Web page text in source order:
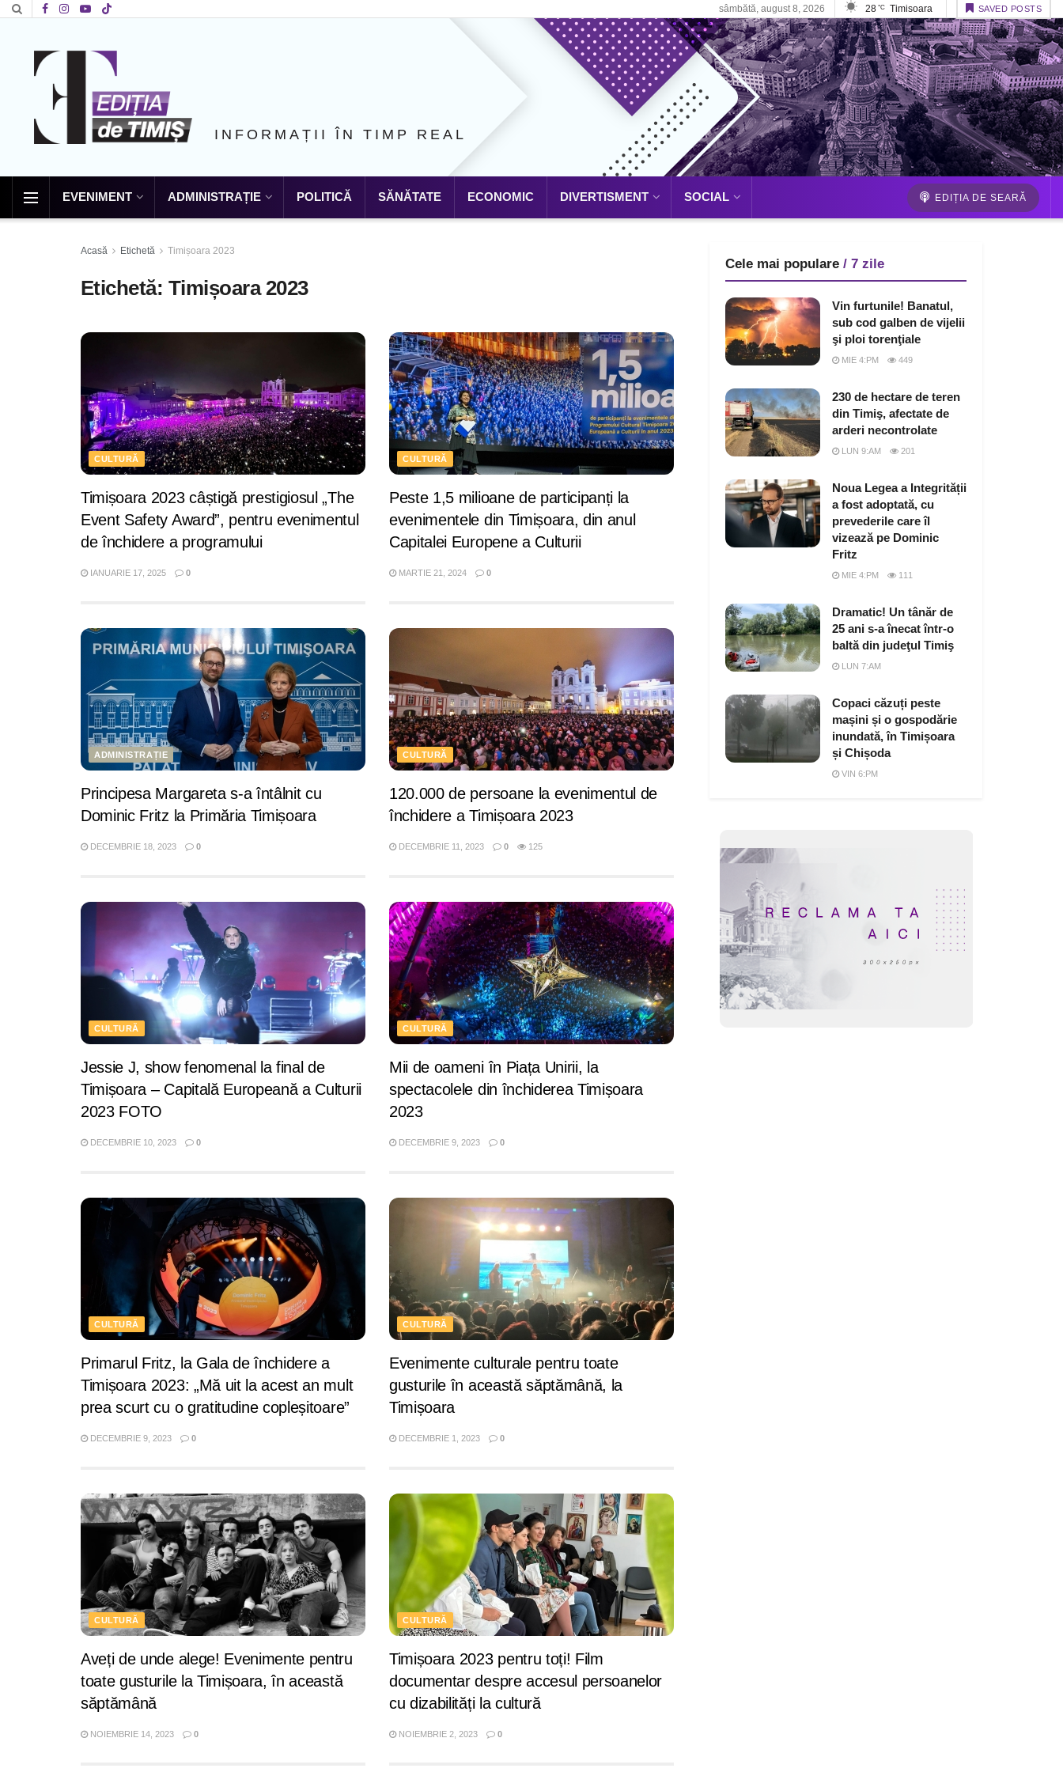
sâmbătă, august 8, 2026 28 °C Timisoara SAVED POSTS
INFORMAȚII ÎN TIMP REAL
EVENIMENT ADMINISTRAȚIE POLITICĂ SĂNĂTATE ECONOMIC DIVERTISMENT SOCIAL EDIȚIA DE SEARĂ
Acasă Etichetă Timișoara 2023
Etichetă: Timișoara 2023
CULTURĂ
Timișoara 2023 câștigă prestigiosul „The
Event Safety Award”, pentru evenimentul
de închidere a programului
IANUARIE 17, 2025 0
CULTURĂ
Peste 1,5 milioane de participanți la
evenimentele din Timișoara, din anul
Capitalei Europene a Culturii
MARTIE 21, 2024 0
ADMINISTRAȚIE
Principesa Margareta s-a întâlnit cu
Dominic Fritz la Primăria Timișoara
DECEMBRIE 18, 2023 0
CULTURĂ
120.000 de persoane la evenimentul de
închidere a Timișoara 2023
DECEMBRIE 11, 2023 0 125
CULTURĂ
Jessie J, show fenomenal la final de
Timișoara – Capitală Europeană a Culturii
2023 FOTO
DECEMBRIE 10, 2023 0
CULTURĂ
Mii de oameni în Piața Unirii, la
spectacolele din închiderea Timișoara
2023
DECEMBRIE 9, 2023 0
CULTURĂ
Primarul Fritz, la Gala de închidere a
Timișoara 2023: „Mă uit la acest an mult
prea scurt cu o gratitudine copleșitoare”
DECEMBRIE 9, 2023 0
CULTURĂ
Evenimente culturale pentru toate
gusturile în această săptămână, la
Timișoara
DECEMBRIE 1, 2023 0
CULTURĂ
Aveți de unde alege! Evenimente pentru
toate gusturile la Timișoara, în această
săptămână
NOIEMBRIE 14, 2023 0
CULTURĂ
Timișoara 2023 pentru toți! Film
documentar despre accesul persoanelor
cu dizabilități la cultură
NOIEMBRIE 2, 2023 0
Cele mai populare / 7 zile
Vin furtunile! Banatul,
sub cod galben de vijelii
şi ploi torenţiale
MIE 4:PM 449
230 de hectare de teren
din Timiş, afectate de
arderi necontrolate
LUN 9:AM 201
Noua Legea a Integrității
a fost adoptată, cu
prevederile care îl
vizează pe Dominic
Fritz
MIE 4:PM 111
Dramatic! Un tânăr de
25 ani s-a înecat într-o
baltă din judeţul Timiş
LUN 7:AM
Copaci căzuți peste
mașini și o gospodărie
inundată, în Timișoara
și Chișoda
VIN 6:PM